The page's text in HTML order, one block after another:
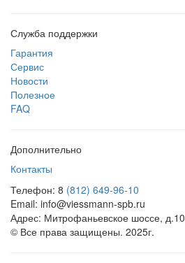
Служба поддержки
Гарантия
Сервис
Новости
Полезное
FAQ
Дополнительно
Контакты
Телефон: 8 (812) 649-96-10
Email: info@viessmann-spb.ru
Адрес: Митрофаньевское шоссе, д.10
© Все права защищены. 2025г.